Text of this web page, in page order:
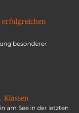
erfolgreichen
besonderer
Klassen
am See in der letzten